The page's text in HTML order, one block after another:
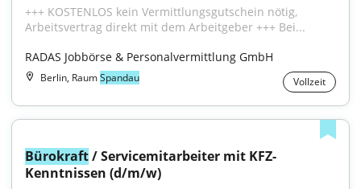
+++ KOSTENLOS kein Vermittlungsgutschein nötig,
Arbeitsvertrag direkt mit dem Arbeitgeber +++ Bei...
RADAS Jobbörse & Personalvermittlung GmbH
Berlin, RaumSpandau Vollzeit
Bürokraft / Servicemitarbeiter mit KFZ-
Kenntnissen (d/m/w)